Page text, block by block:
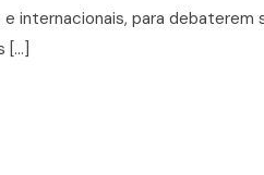
internacionais, para debaterem
[…]